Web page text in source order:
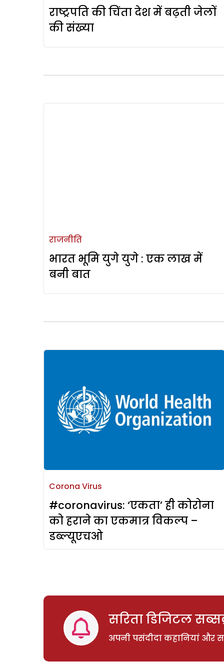
राष्ट्रपति की चिंता देश में बढ़ती जेलों
की संख्या
राजनीति
भारत भूमि युगे युगे : एक लाख में
बनी बात
Corona Virus
#coronavirus: ‘एकता’ ही कोरोना
को हराने का एकमात्र विकल्प –
डब्ल्यूएचओ
सरिता डिजिटल
अपनी पसंदीदा कहानियां और